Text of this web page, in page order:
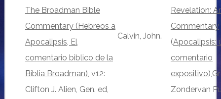
The Broadman Bible
Commentary (Hebreos a
Apocalipsis, El
comentario biblico de la
Biblia Broadman), v12:
Clifton J. Alien, Gen. ed,
Calvin, John.
Revelation:
Commentary
(Apocalipsis:
comentario
expositivo
Zondervan